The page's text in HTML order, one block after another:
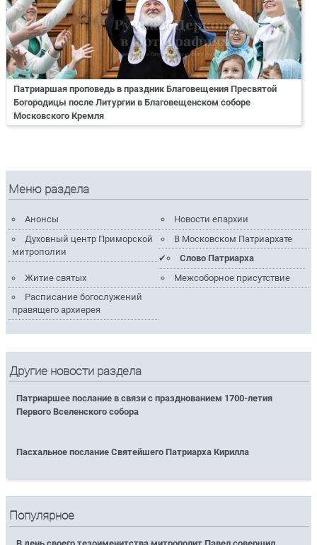
Патриаршая проповедь в праздник Благовещения Пресвятой
Богородицы после Литургии в Благовещенском соборе
Московского Кремля
Меню раздела
Анонсы
Новости епархии
Духовный центр Приморской
митрополии
В Московском Патриархате
Слово Патриарха
Житие святых
Межсоборное присутствие
Расписание богослужений
правящего архиерея
Другие новости раздела
Патриаршее послание в связи с празднованием 1700-летия
Первого Вселенского собора
Пасхальное послание Святейшего Патриарха Кирилла
Популярное